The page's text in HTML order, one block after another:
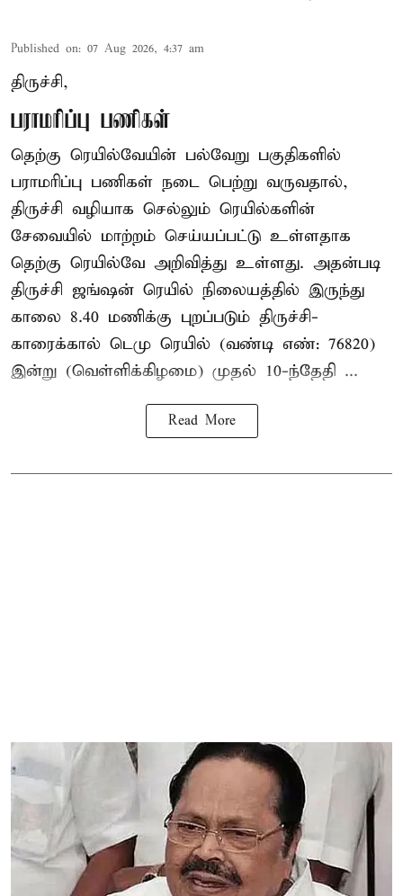
Published on: 07 Aug 2026, 4:37 am
திருச்சி,
பராமரிப்பு பணிகள்
தெற்கு ரெயில்வேயின் பல்வேறு பகுதிகளில்
பராமரிப்பு பணிகள் நடை பெற்று வருவதால்,
திருச்சி வழியாக செல்லும் ரெயில்களின்
சேவையில் மாற்றம் செய்யப்பட்டு உள்ளதாக
தெற்கு ரெயில்வே அறிவித்து உள்ளது. அதன்படி
திருச்சி ஜங்ஷன் ரெயில் நிலையத்தில் இருந்து
காலை 8.40 மணிக்கு புறப்படும் திருச்சி-
காரைக்கால் டெமு ரெயில் (வண்டி எண்: 76820)
இன்று (வெள்ளிக்கிழமை) முதல் 10-ந்தேதி ...
Read More